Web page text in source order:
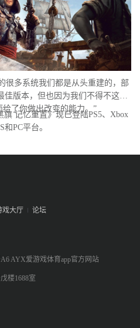
很多系统我们都是从头重建的，部
佳版本，但也因为我们不得不这么
了你做出改变的能力。”
旗 记忆重置》现已登陆PS5、Xbox
和PC平台。
戏大厅 论坛
AYX爱游戏体育app官方网站
楼1688室